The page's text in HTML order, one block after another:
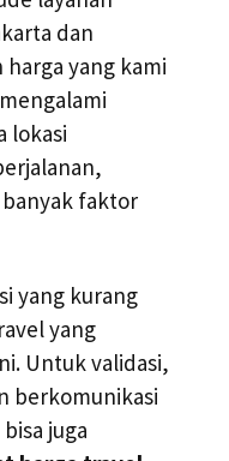
dan
yang kami
lokasi
faktor
yang kurang
yang
Untuk validasi,
berkomunikasi
juga